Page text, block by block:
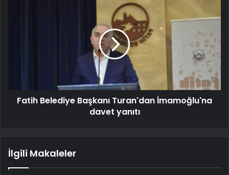
Fatih Belediye Başkanı Turan'dan İmamoğlu'na
davet yanıtı
İlgili Makaleler